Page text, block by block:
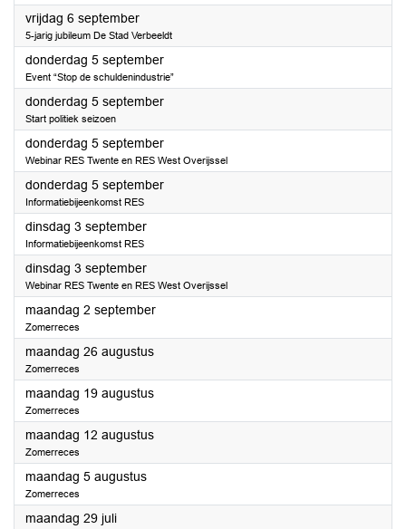
vrijdag 6 september2024
5-jarig jubileum De Stad Verbeeldt
donderdag 5 september2024
Event “Stop de schuldenindustrie”
donderdag 5 september2024
Start politiek seizoen
donderdag 5 september2024
Webinar RES Twente en RES West Overijssel
donderdag 5 september2024
Informatiebijeenkomst RES
dinsdag 3 september2024
Informatiebijeenkomst RES
dinsdag 3 september2024
Webinar RES Twente en RES West Overijssel
maandag 2 september2024
Zomerreces
maandag 26 augustus2024
Zomerreces
maandag 19 augustus2024
Zomerreces
maandag 12 augustus2024
Zomerreces
maandag 5 augustus2024
Zomerreces
maandag 29 juli2024